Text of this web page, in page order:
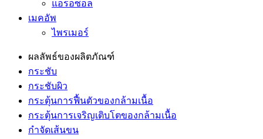
แอรอซอล
เมคอัพ
ไพรเมอร์
ผลลัพธ์ของผลิตภัณฑ์
กระชับ
กระชับผิว
กระตุ้นการฟื้นตัวของกล้ามเนื้อ
กระตุ้นการเจริญเติบโตของกล้ามเนื้อ
กำจัดเส้นขน